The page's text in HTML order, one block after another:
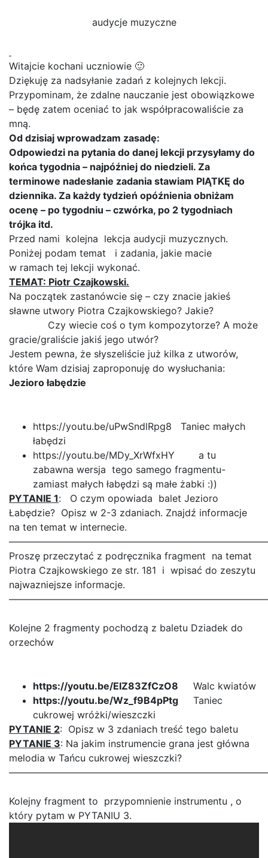
audycje muzyczne
Witajcie kochani uczniowie 🙂
Dziękuję za nadsyłanie zadań z kolejnych lekcji.
Przypominam, że zdalne nauczanie jest obowiązkowe
– będę zatem oceniać to jak współpracowaliście za
mną.
Od dzisiaj wprowadzam zasadę:
Odpowiedzi na pytania do danej lekcji przysyłamy do
końca tygodnia – najpóźniej do niedzieli. Za
terminowe nadesłanie zadania stawiam PIĄTKĘ do
dziennika. Za każdy tydzień opóźnienia obniżam
ocenę – po tygodniu – czwórka, po 2 tygodniach
trójka itd.
Przed nami kolejna lekcja audycji muzycznych.
Poniżej podam temat i zadania, jakie macie
w ramach tej lekcji wykonać.
TEMAT: Piotr Czajkowski.
Na początek zastanówcie się – czy znacie jakieś
sławne utwory Piotra Czajkowskiego? Jakie?
Czy wiecie coś o tym kompozytorze? A może
gracie/graliście jakiś jego utwór?
Jestem pewna, że słyszeliście już kilka z utworów,
które Wam dzisiaj zaproponuję do wysłuchania:
Jezioro łabędzie
https://youtu.be/uPwSndlRpg8 Taniec małych
łabędzi
https://youtu.be/MDy_XrWfxHY a tu
zabawna wersja tego samego fragmentu-
zamiast małych łabędzi są małe żabki :))
PYTANIE 1: O czym opowiada balet Jezioro
Łabędzie? Opisz w 2-3 zdaniach. Znajdź informacje
na ten temat w internecie.
Proszę przeczytać z podręcznika fragment na temat
Piotra Czajkowskiego ze str. 181 i wpisać do zeszytu
najwazniejsze informacje.
Kolejne 2 fragmenty pochodzą z baletu Dziadek do
orzechów
https://youtu.be/EIZ83ZfCzO8 Walc kwiatów
https://youtu.be/Wz_f9B4pPtg Taniec
cukrowej wróżki/wieszczki
PYTANIE 2: Opisz w 3 zdaniach treść tego baletu
PYTANIE 3: Na jakim instrumencie grana jest główna
melodia w Tańcu cukrowej wieszczki?
Kolejny fragment to przypomnienie instrumentu , o
który pytam w PYTANIU 3.